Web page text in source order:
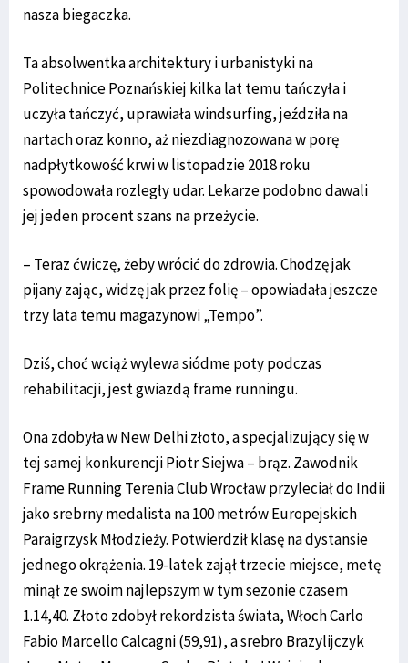
nasza biegaczka.
Ta absolwentka architektury i urbanistyki na
Politechnice Poznańskiej kilka lat temu tańczyła i
uczyła tańczyć, uprawiała windsurfing, jeździła na
nartach oraz konno, aż niezdiagnozowana w porę
nadpłytkowość krwi w listopadzie 2018 roku
spowodowała rozległy udar. Lekarze podobno dawali
jej jeden procent szans na przeżycie.
– Teraz ćwiczę, żeby wrócić do zdrowia. Chodzę jak
pijany zając, widzę jak przez folię – opowiadała jeszcze
trzy lata temu magazynowi „Tempo”.
Dziś, choć wciąż wylewa siódme poty podczas
rehabilitacji, jest gwiazdą frame runningu.
Ona zdobyła w New Delhi złoto, a specjalizujący się w
tej samej konkurencji Piotr Siejwa – brąz. Zawodnik
Frame Running Terenia Club Wrocław przyleciał do Indii
jako srebrny medalista na 100 metrów Europejskich
Paraigrzysk Młodzieży. Potwierdził klasę na dystansie
jednego okrążenia. 19-latek zajął trzecie miejsce, metę
minął ze swoim najlepszym w tym sezonie czasem
1.14,40. Złoto zdobył rekordzista świata, Włoch Carlo
Fabio Marcello Calcagni (59,91), a srebro Brazylijczyk